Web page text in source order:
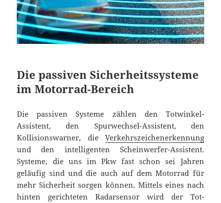
Die passiven Sicherheitssysteme
im Motorrad-Bereich
Die passiven Systeme zählen den Totwinkel-
Assistent, den Spurwechsel-Assistent, den
Kollisionswarner, die Verkehrszeichenerkennung
und den intelligenten Scheinwerfer-Assistent.
Systeme, die uns im Pkw fast schon sei Jahren
geläufig sind und die auch auf dem Motorrad für
mehr Sicherheit sorgen können. Mittels eines nach
hinten gerichteten Radarsensor wird der Tot-